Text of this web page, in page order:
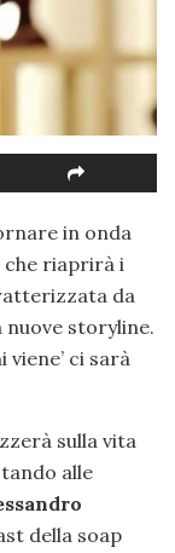
in onda
che riaprirà i
da
storyline.
viene’ ci sarà
sulla vita
alle
della soap